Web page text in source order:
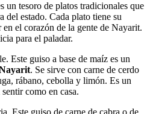
un tesoro de platos tradicionales que
estado. Cada plato tiene su
el corazón de la gente de Nayarit.
para el paladar.
Este guiso a base de maíz es un
. Se sirve con carne de cerdo
rábano, cebolla y limón. Es un
como en casa.